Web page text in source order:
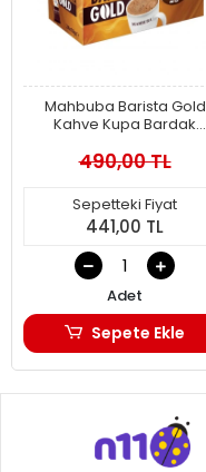
Mahbuba Barista Gold
Kahve Kupa Bardak
490,00 TL
Sepetteki Fiyat
441,00 TL
Adet
Sepete Ekle